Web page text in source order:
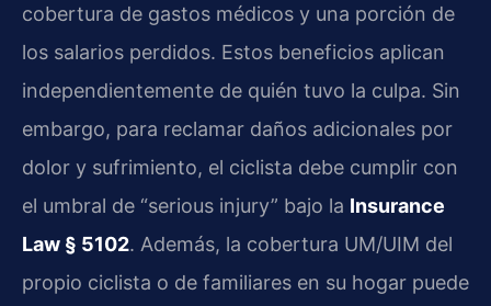
cobertura de gastos médicos y una porción de
los salarios perdidos. Estos beneficios aplican
independientemente de quién tuvo la culpa. Sin
embargo, para reclamar daños adicionales por
dolor y sufrimiento, el ciclista debe cumplir con
el umbral de “serious injury” bajo la Insurance
Law § 5102. Además, la cobertura UM/UIM del
propio ciclista o de familiares en su hogar puede